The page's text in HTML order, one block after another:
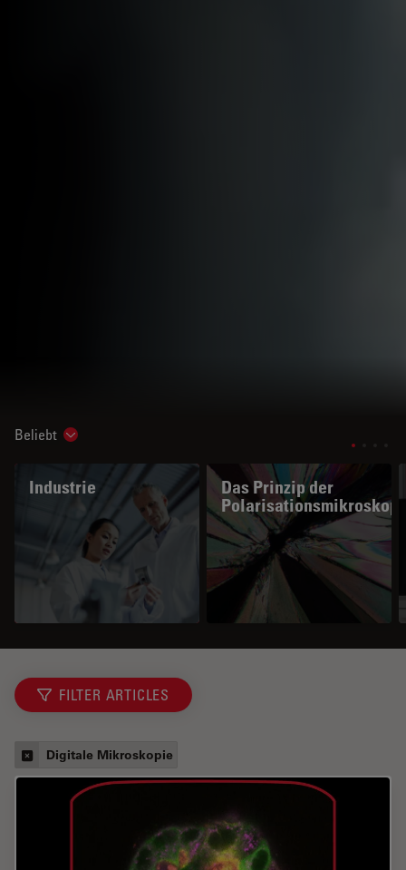
Beliebt Show subnavigation
Industrie
Das Prinzip der
FILTER ARTICLES
Digitale Mikroskopie